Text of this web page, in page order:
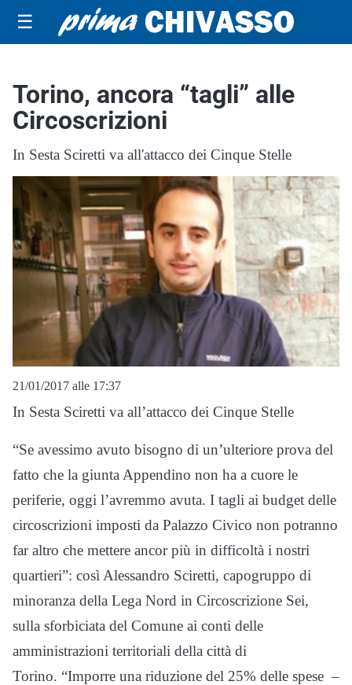
☰
Torino, ancora “tagli” alle
Circoscrizioni
In Sesta Sciretti va all'attacco dei Cinque Stelle
21/01/2017 alle 17:37
In Sesta Sciretti va all’attacco dei Cinque Stelle
“Se avessimo avuto bisogno di un’ulteriore prova del
fatto che la giunta Appendino non ha a cuore le
periferie, oggi l’avremmo avuta. I tagli ai budget delle
circoscrizioni imposti da Palazzo Civico non potranno
far altro che mettere ancor più in difficoltà i nostri
quartieri”: così Alessandro Sciretti, capogruppo di
minoranza della Lega Nord in Circoscrizione Sei,
sulla sforbiciata del Comune ai conti delle
amministrazioni territoriali della città di
Torino. “Imporre una riduzione del 25% delle spese –